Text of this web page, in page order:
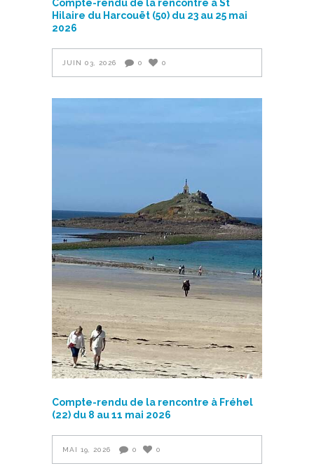
Compte-rendu de la rencontre à St
Hilaire du Harcouët (50) du 23 au 25 mai
2026
JUIN 03, 2026 0 0
Compte-rendu de la rencontre à Fréhel
(22) du 8 au 11 mai 2026
MAI 19, 2026 0 0